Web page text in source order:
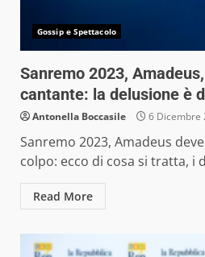
Gossip e Spettacolo
Sanremo 2023,
cantante: la delusione è
Antonella Boccasile 6 Dicembre
Sanremo 2023, Amadeus
colpo: ecco di cosa si tratta, i
Read More